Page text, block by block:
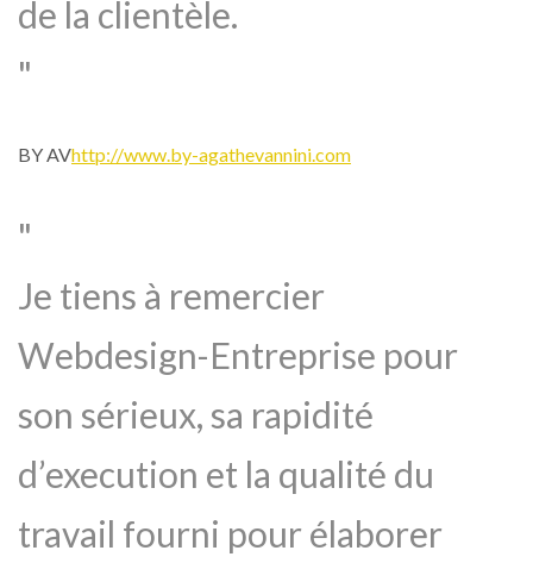
de la clientèle.
BY AVhttp://www.by-agathevannini.com
Je tiens à remercier
Webdesign-Entreprise pour
son sérieux, sa rapidité
d’execution et la qualité du
travail fourni pour élaborer